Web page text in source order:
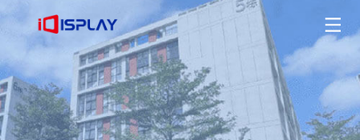
अपने एलईडी डिस्प्ले समाधानों को अनुकूलित करें
और खोजें